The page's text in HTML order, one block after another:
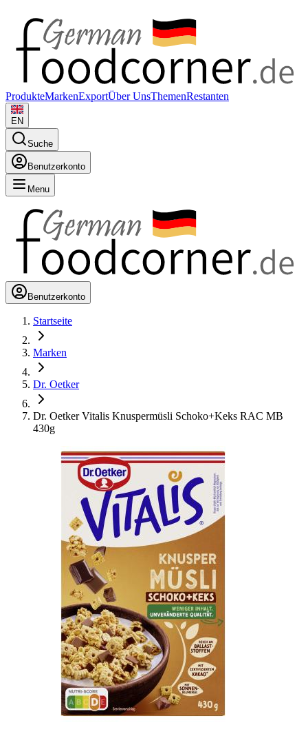
ProdukteMarkenExportÜber UnsThemenRestanten
EN
Suche
Benutzerkonto
Menu
Benutzerkonto
Startseite
Marken
Dr. Oetker
Dr. Oetker Vitalis Knuspermüsli Schoko+Keks RAC MB
430g